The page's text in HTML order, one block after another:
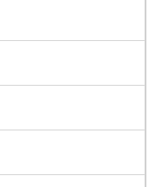
машины
тракте